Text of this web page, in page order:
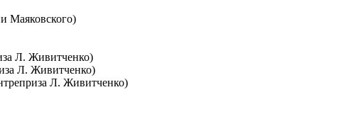
Маяковского)
Л. Живитченко)
Л. Живитченко)
Л. Живитченко)